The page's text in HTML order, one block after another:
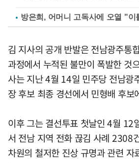
방은희, 어머니 고독사에 오열 "이
김 지사의 공개 반발은 전남광주통
과정에서 누적된 불만이 폭발한 것
사는 지난 4월 14일 민주당 전남광
장 후보 최종 경선에서 민형배 후보
이후 그는 결선투표 첫날인 4월 12
서 전남 지역 전화 끊김 사례 2308
차원의 철저한 진상 규명과 관련 자